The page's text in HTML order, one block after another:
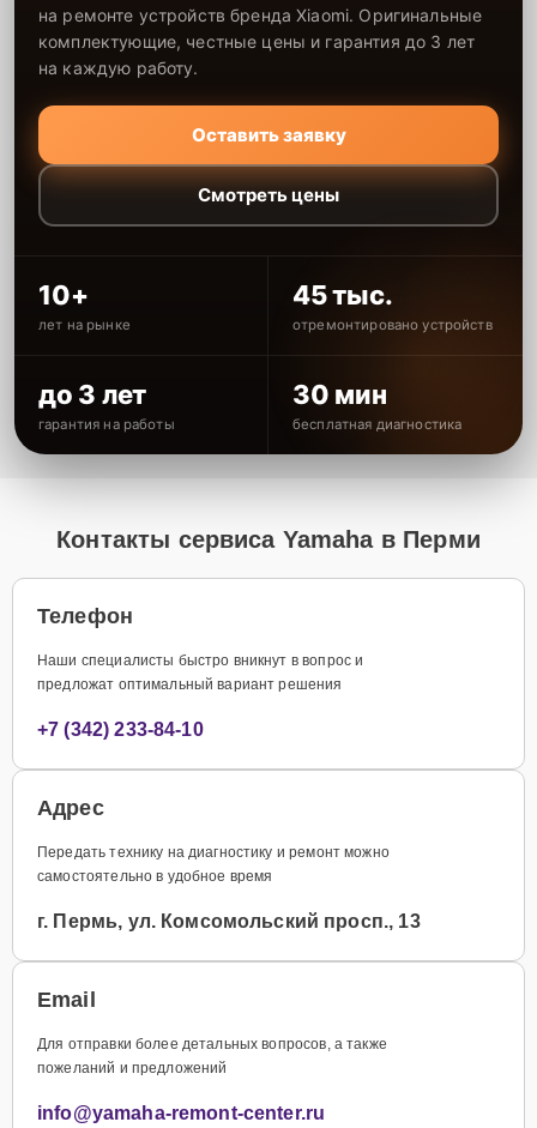
на ремонте устройств бренда Xiaomi. Оригинальные
комплектующие, честные цены и гарантия до 3 лет
на каждую работу.
Оставить заявку
Смотреть цены
10+
лет на рынке
45 тыс.
отремонтировано устройств
до 3 лет
гарантия на работы
30 мин
бесплатная диагностика
Контакты сервиса Yamaha в Перми
Телефон
Наши специалисты быстро вникнут в вопрос и
предложат оптимальный вариант решения
+7 (342) 233-84-10
Адрес
Передать технику на диагностику и ремонт можно
самостоятельно в удобное время
г. Пермь, ул. Комсомольский просп., 13
Email
Для отправки более детальных вопросов, а также
пожеланий и предложений
info@yamaha-remont-center.ru